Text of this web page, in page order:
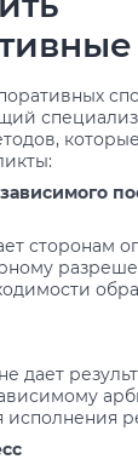
сторонам
дает
исполнения